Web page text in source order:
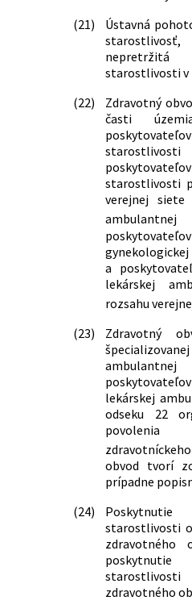
Zákon,
č. 578/
niektorých
predpisov
dopĺňajú
165/2020 Z. z.
Zákon,
č. 362/
a
ktorým sa
zákony
319/2020 Z. z.
Zákon,
č. 355/
rozvoji
doplnení
menia a
392/2020 Z. z.
Zákon,
č. 581/
niektorých
predpisov
dopĺňajú
Zákon,
niektoré
82/2021 Z. z.
Zákon,
576/2004
niektorých
(21)
Ústavná
starostlivosti v
(22)
Zdravotný
časti
starostlivosti
verejnej siete
a
lekárskej
rozsahu
(23)
Zdravotný
lekárskej
odseku 22
povolenia
obvod tvorí
prípadne
(24)
Poskytnutie
starostlivosti
zdravotného
poskytnutie
zdravotného